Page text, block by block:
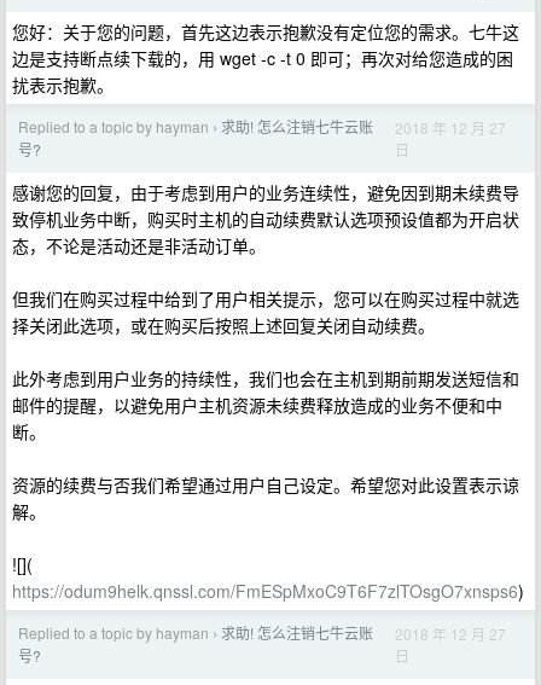
您好：关于您的问题，首先这边表示抱歉没有定位您的需求。七牛这
边是支持断点续下载的，用 wget -c -t 0 即可；再次对给您造成的困
扰表示抱歉。
Replied to a topic by hayman › 求助! 怎么注销七牛云账
号?
2018 年 12 月 27
日
感谢您的回复，由于考虑到用户的业务连续性，避免因到期未续费导
致停机业务中断，购买时主机的自动续费默认选项预设值都为开启状
态，不论是活动还是非活动订单。
但我们在购买过程中给到了用户相关提示，您可以在购买过程中就选
择关闭此选项，或在购买后按照上述回复关闭自动续费。
此外考虑到用户业务的持续性，我们也会在主机到期前期发送短信和
邮件的提醒，以避免用户主机资源未续费释放造成的业务不便和中
断。
资源的续费与否我们希望通过用户自己设定。希望您对此设置表示谅
解。
![](
https://odum9helk.qnssl.com/FmESpMxoC9T6F7zlTOsgO7xnsps6)
Replied to a topic by hayman › 求助! 怎么注销七牛云账
号?
2018 年 12 月 27
日